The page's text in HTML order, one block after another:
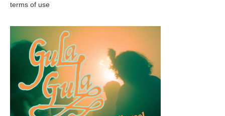
terms of use